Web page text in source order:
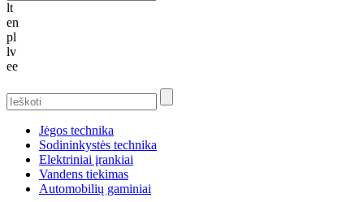
lt
en
pl
lv
ee
Jėgos technika
Sodininkystės technika
Elektriniai įrankiai
Vandens tiekimas
Automobilių gaminiai